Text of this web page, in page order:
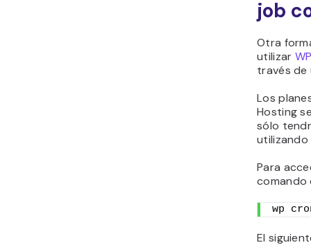
job
Otra
utilizar
través de
Los
Hosting
sólo
utilizando
Para
comando
wp
El